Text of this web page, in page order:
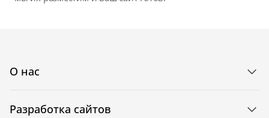
О нас
Разработка сайтов